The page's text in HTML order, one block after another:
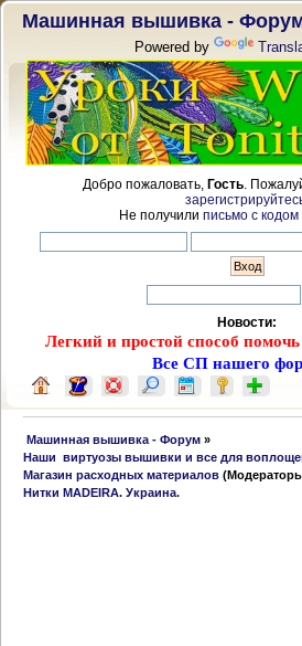
Машинная вышивка -
Powered by
Добро пожаловать, Гость.
Не получили письмо с кодом
Новости:
Легкий и простой способ
Все СП нашего
Машинная вышивка - Форум »
Наши  виртуозы вышивки и все для
Магазин расходных материалов
Нитки MADEIRA. Украина.